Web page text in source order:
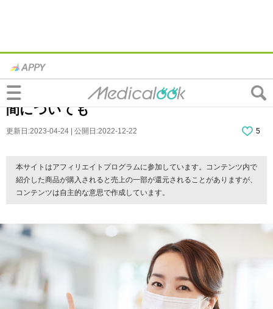
新型コロナウイルス感染症の基本情報｜症
状・感染経路・予防法をチェック。療養期
間についても
更新日:2023-04-24 | 公開日:2022-12-22 5
本サイトはアフィリエイトプログラムに参加しています。コンテンツ内で
紹介した商品が購入されると売上の一部が還元されることがありますが、
コンテンツは自主的な意思で作成しています。